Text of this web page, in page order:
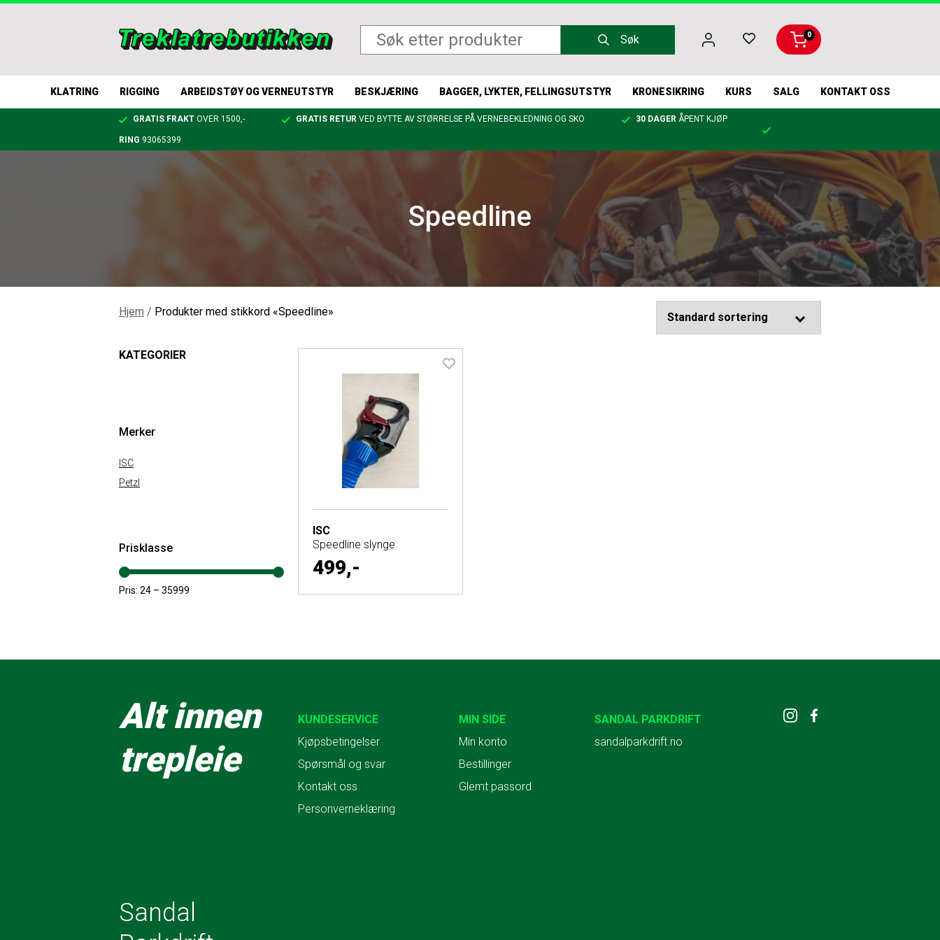
Søk 0
KLATRING RIGGING ARBEIDSTØY OG VERNEUTSTYR BESKJÆRING BAGGER, LYKTER, FELLINGSUTSTYR KRONESIKRING KURS SALG KONTAKT OSS
GRATIS FRAKT OVER 1500,- GRATIS RETUR VED BYTTE AV STØRRELSE PÅ VERNEBEKLEDNING OG SKO 30 DAGER ÅPENT KJØP
RING 93065399
Speedline
Hjem / Produkter med stikkord «Speedline»
KATEGORIER
Merker
ISC
Petzl
Prisklasse
Pris: 24 – 35999
ISC
Speedline slynge
499,-
Alt innen
trepleie
KUNDESERVICE
Kjøpsbetingelser
Spørsmål og svar
Kontakt oss
Personverneklæring
MIN SIDE
Min konto
Bestillinger
Glemt passord
SANDAL PARKDRIFT
sandalparkdrift.no
Sandal